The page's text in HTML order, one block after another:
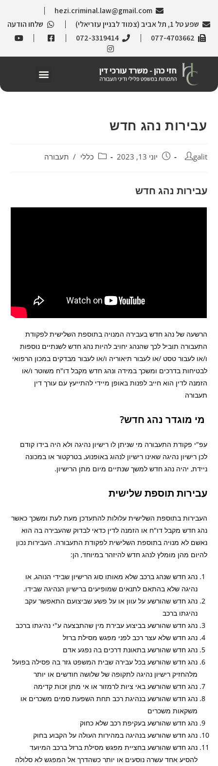
hezi.criminal.law@gmail.com
שפע טל 1, תל אביב (צמוד לבניין עזריאלי)
שלחו הודעה
077-4703662
072-3319414
עבירות נהג חדש
galit יוני 13, 2023 כללי / תעבורה
עבירות נהג חדש
הרשעה של נהג חדש בעבירה המנויה בתוספת השלישית לפקודת
התעבורה תוביל לכך שהנהג יחויב להיות נהג חדש לשנתיים נוספות
ו/או לעבור טסט /או לעבור תיאוריה ו/או לעבור מבדקים במכון הרפואי
לבטיחות בדרכים ומשכך במידה ונהג חדש מקבל דו"ח משוטר ו/או
הזמנה לדין הוא חייב לפנות באופן מיידי להתייעץ עם עורך דין
תעבורה
מי מוגדר נהג חדש?
עפ"י פקודת התעבורה מי שניתן לו רישיון נהיגה ולא היה בידו קודם
לכן רישיון נהיגה שאינו רישיון לנהוג באופנוע, בטרקטור או במכונה
ניידת, יהיה נהג חדש למשך שנתיים מיום מתן הרישיון.
עבירות תוספת שלישית
העבירות בתוספת השלישית עלולות להתעדכן מעת לעת ומשכך כאשר
נהג חדש מקבל דו"ח או הזמנה לדין כדאי לבדוק שהעבירה בה הוא
נאשם לא מנויה בתוספת השלישית לפקודת התעבורה. העבירות נכון
להיום מהן מומלץ לנהג חדש להיזהר במיוחד, הן:
נהג חדש שנהג ברכב שלא מאותו סוג הרישיון שבידי הנוהג, או
נהיגה שלא בהתאם לתנאים שמופיעים ברישיון הנהיגה שבידו.
נהג חדש שהורשע על עוון או על פשע שביצועם התאפשר עקב
נהיגתו ברכב
נהג חדש שהורשע בביצוע עבירת מין שהתבצעה ע"י נהיגתו ברכב
נהג חדש שלא עצר רכב לפני מפגש מסילת ברזל
נהג חדש שהורשע בתאונת דרכים בה נפגע אדם
נהג חדש שהורשע בכל עבירה שבית המשפט גזר בה פסילה בפועל
מלהחזיק רישיון נהיגה לתקופה של שלושה חודשים או יותר
נהג חדש שהורשע באי ציות לרמזור או אי מתן זכות קדימה
נהג חדש שהורשע בנהיגת רכב תחת השפעת סמים משכרים או
משקאות משכרים
נהג חדש שהורשע בעקיפת רכב שלא כחוק
נהג חדש שהורשע בנהיגה במהירות העולה על הקבוע בחוק
נהג חדש שהורשע בחציית מפגש מסילת ברזל ברכב המיועד
להסיע אחד עשרה נוסעים או יותר כשהדרך אל המפגש לא סלולה